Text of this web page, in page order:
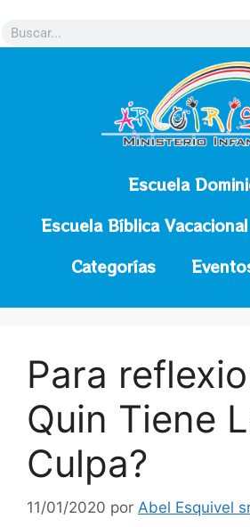
Escuela
Escuela Bíblica Vacacional
Categorías
Para
Quin Tiene
Culpa?
11/01/2020 por Abel Esquivel